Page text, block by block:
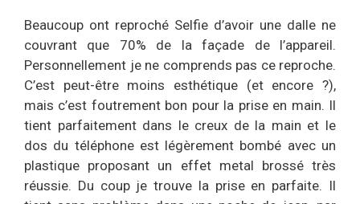
Beaucoup ont reproché Selfie d’avoir une dalle ne
couvrant que 70% de la façade de l’appareil.
Personnellement je ne comprends pas ce reproche.
C’est peut-être moins esthétique (et encore ?),
mais c’est foutrement bon pour la prise en main. Il
tient parfaitement dans le creux de la main et le
dos du téléphone est légèrement bombé avec un
plastique proposant un effet metal brossé très
réussie. Du coup je trouve la prise en parfaite. Il